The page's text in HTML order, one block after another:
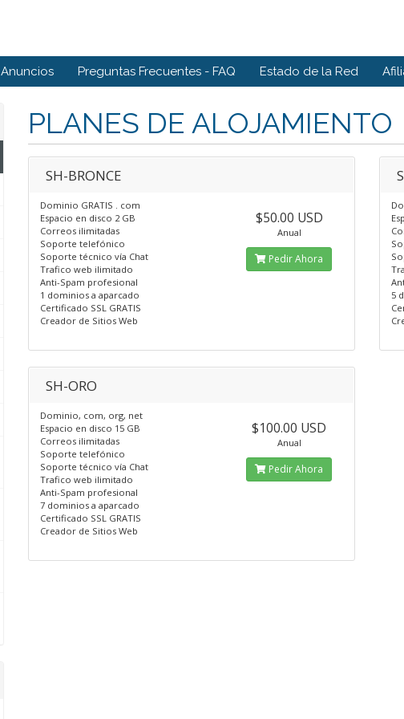
Anuncios Preguntas Frecuentes - FAQ Estado de la Red
PLANES DE ALOJAMIENTO
SH-BRONCE
Dominio GRATIS . com
Espacio en disco 2 GB
Correos ilimitadas
Soporte telefónico
Soporte técnico vía Chat
Trafico web ilimitado
Anti-Spam profesional
1 dominios a aparcado
Certificado SSL GRATIS
Creador de Sitios Web
$50.00 USD
Anual
Pedir Ahora
5
SH-ORO
Dominio, com, org, net
Espacio en disco 15 GB
Correos ilimitadas
Soporte telefónico
Soporte técnico vía Chat
Trafico web ilimitado
Anti-Spam profesional
7 dominios a aparcado
Certificado SSL GRATIS
Creador de Sitios Web
$100.00 USD
Anual
Pedir Ahora